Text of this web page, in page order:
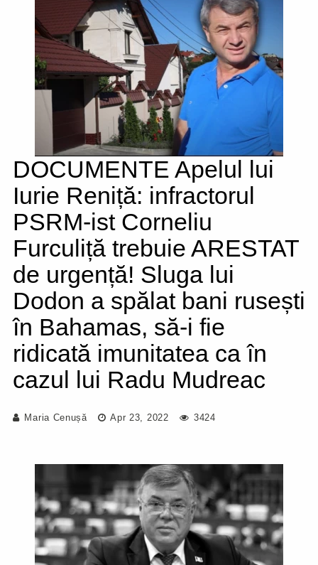
DOCUMENTE Apelul lui
Iurie Reniță: infractorul
PSRM-ist Corneliu
Furculiță trebuie ARESTAT
de urgență! Sluga lui
Dodon a spălat bani rusești
în Bahamas, să-i fie
ridicată imunitatea ca în
cazul lui Radu Mudreac
Maria Cenușă Apr 23, 2022 3424